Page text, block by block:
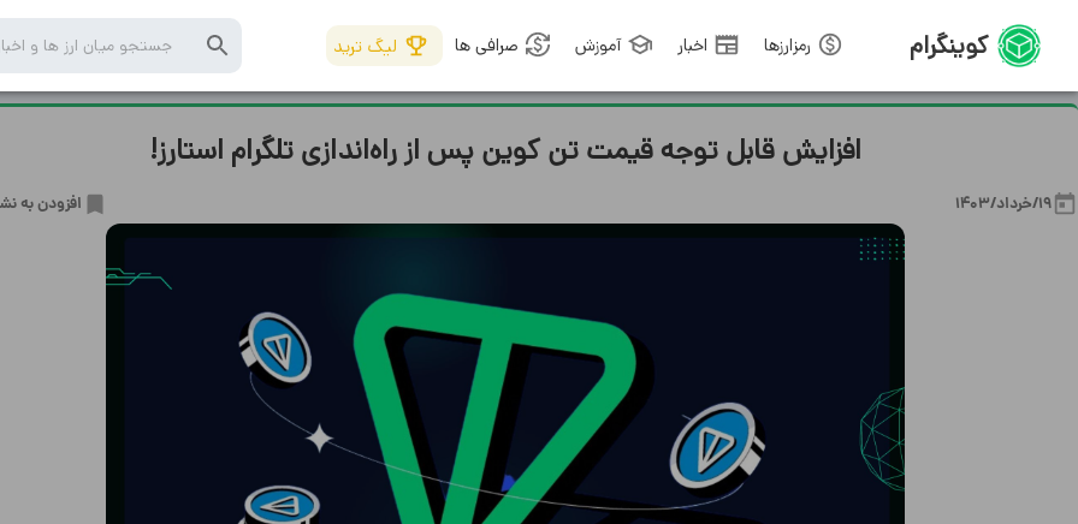
کوینگرام رمزارزها اخبار آموزش صرافی ها لیگ ترید
افزایش قابل توجه قیمت تن کوین پس از راه‌اندازی تلگرام استارز!
19/خرداد/1403 افزودن به